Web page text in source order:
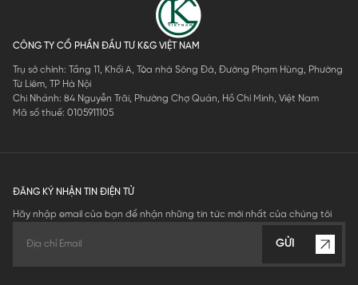
CÔNG TY CỔ PHẦN ĐẦU TƯ K&G VIỆT NAM
Trụ sở chính: Tầng 11, Khối A, Tòa nhà Sông Đà, Đường Phạm Hùng, Phường
Từ Liêm, TP Hà Nội
Chi Nhánh: 84 Nguyễn Trãi, Phường Chợ Quán, Hồ Chí Minh, Việt Nam
Mã số thuế: 0105911105
ĐĂNG KÝ NHẬN TIN ĐIỆN TỬ
Hãy nhập email của bạn để nhận những tin tức mới nhất của chúng tôi
GỬI